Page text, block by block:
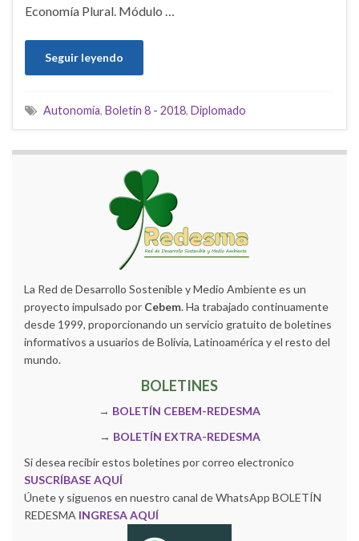
Economía Plural. Módulo …
Seguir leyendo
Autonomía, Boletín 8 - 2018, Diplomado
La Red de Desarrollo Sostenible y Medio Ambiente es un
proyecto impulsado por Cebem. Ha trabajado continuamente
desde 1999, proporcionando un servicio gratuito de boletines
informativos a usuarios de Bolivia, Latinoamérica y el resto del
mundo.
BOLETINES
→ BOLETÍN CEBEM-REDESMA
→ BOLETÍN EXTRA-REDESMA
Si desea recibir estos boletines por correo electronico
SUSCRÍBASE AQUÍ
Únete y siguenos en nuestro canal de WhatsApp BOLETÍN
REDESMA INGRESA AQUÍ